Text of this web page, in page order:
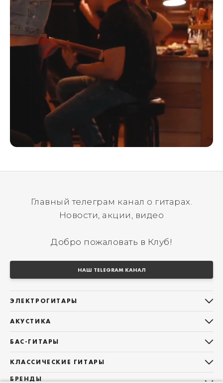
Главный телеграм канал о гитарах.
Новости, акции, видео
Добро пожаловать в Клуб!
НАШ TELEGRAM КАНАЛ
ЭЛЕКТРОГИТАРЫ
Telecaster
Les Paul
АКУСТИКА
Фолки (ОМ, 000, 00)
Гранд Аудиториум
БАС-ГИТАРЫ
КЛАССИЧЕСКИЕ ГИТАРЫ
Все классические гитары
БРЕНДЫ